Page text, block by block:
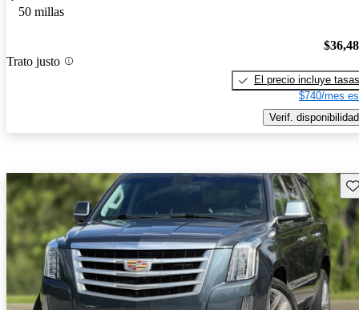
50 millas
Trato justo
El precio incluye tasas
$740/mes
Verif. disponibilidad